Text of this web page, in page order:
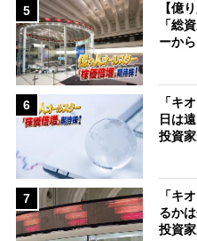
5
【億
「総
ーか
6
「キ
日は
投資
7
「キ
るか
投資